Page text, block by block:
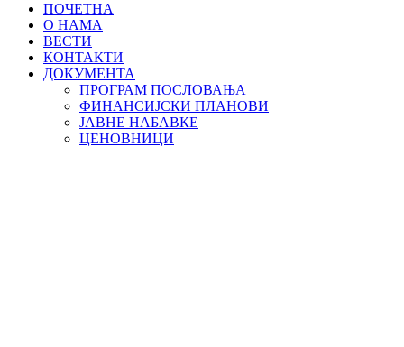
ПОЧЕТНА
О НАМА
ВЕСТИ
КОНТАКТИ
ДОКУМЕНТА
ПРОГРАМ ПОСЛОВАЊА
ФИНАНСИЈСКИ ПЛАНОВИ
ЈАВНЕ НАБАВКЕ
ЦЕНОВНИЦИ